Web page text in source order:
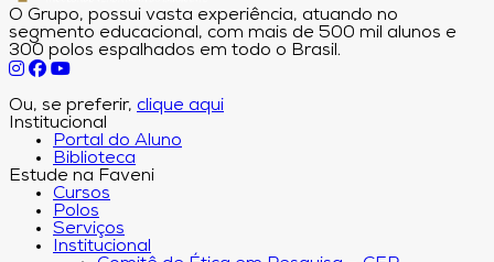
O Grupo, possui vasta experiência, atuando no
segmento educacional, com mais de 500 mil alunos e
300 polos espalhados em todo o Brasil.
Ou, se preferir, clique aqui
Institucional
Portal do Aluno
Biblioteca
Estude na Faveni
Cursos
Polos
Serviços
Institucional